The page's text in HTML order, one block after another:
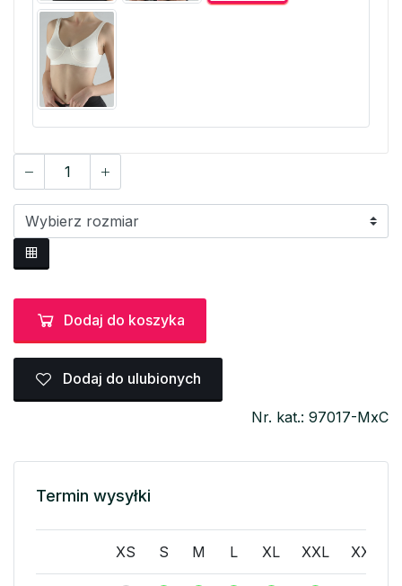
Dodaj do koszyka
Dodaj do ulubionych
Nr. kat.: 97017-MxC
Termin wysyłki
XS S M L XL XXL XXXL